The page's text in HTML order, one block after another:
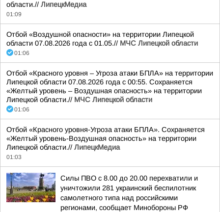
области.// ЛипецкМедиа
01:09
Отбой «Воздушной опасности» на территории Липецкой
области 07.08.2026 года с 01.05.// МЧС Липецкой области
01:06
Отбой «Красного уровня – Угроза атаки БПЛА» на территории
Липецкой области 07.08.2026 года с 00:55. Сохраняется
«Желтый уровень – Воздушная опасность» на территории
Липецкой области.// МЧС Липецкой области
01:06
Отбой «Красного уровня-Угроза атаки БПЛА». Сохраняется
«Желтый уровень-Воздушная опасность» на территории
Липецкой области.// ЛипецкМедиа
01:03
Силы ПВО с 8.00 до 20.00 перехватили и
уничтожили 281 украинский беспилотник
самолетного типа над российскими
регионами, сообщает Минобороны РФ